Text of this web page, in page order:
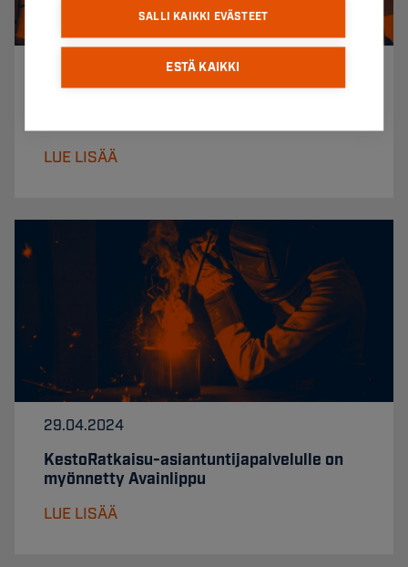
LUE LISÄÄ
29.04.2024
KestoRatkaisu-asiantuntijapalvelulle on
myönnetty Avainlippu
LUE LISÄÄ
SALLI KAIKKI EVÄSTEET
ESTÄ KAIKKI